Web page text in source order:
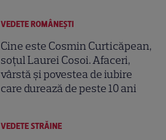
VEDETE ROMÂNEŞTI
Cine este Cosmin Curticăpean,
soțul Laurei Cosoi. Afaceri,
vârstă și povestea de iubire
care durează de peste 10 ani
VEDETE STRĂINE